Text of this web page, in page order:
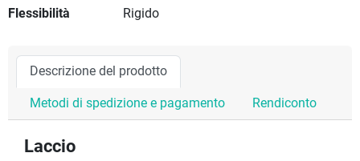
Flessibilità Rigido
Descrizione del prodotto
Metodi di spedizione e pagamento Rendiconto
Laccio